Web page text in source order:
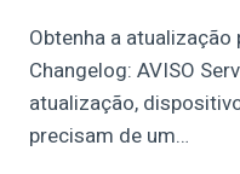
Obtenha a
Changelog: AVISO
atualização,
precisam de um…